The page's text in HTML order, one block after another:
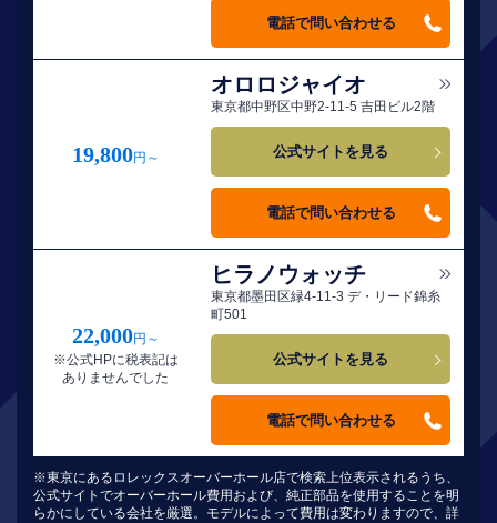
電話で問い合わせる
19,800円～
オロロジャイオ
東京都中野区中野2-11-5 吉田ビル2階
公式サイトを見る
電話で問い合わせる
22,000円～
※公式HPに税表記は
ありませんでした
ヒラノウォッチ
東京都墨田区緑4-11-3 デ・リード錦糸
町501
公式サイトを見る
電話で問い合わせる
※東京にあるロレックスオーバーホール店で検索上位表示されるうち、
公式サイトでオーバーホール費用および、純正部品を使用することを明
らかにしている会社を厳選。モデルによって費用は変わりますので、詳